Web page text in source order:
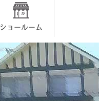
ショールーム